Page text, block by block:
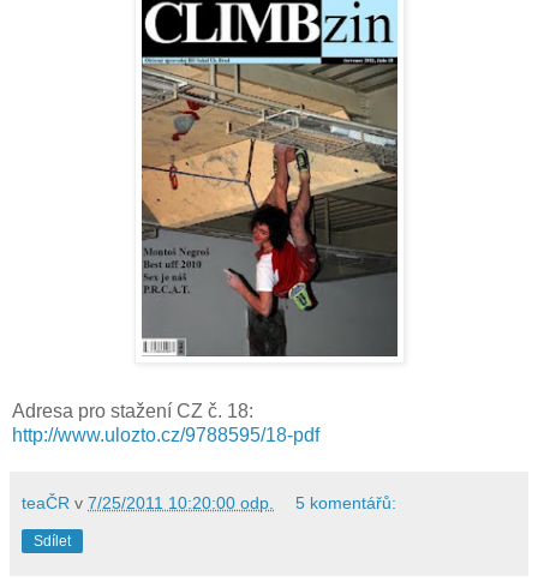
Adresa pro stažení CZ č. 18:
http://www.ulozto.cz/9788595/18-pdf
teaČR v 7/25/2011 10:20:00 odp. 5 komentářů:
Sdílet